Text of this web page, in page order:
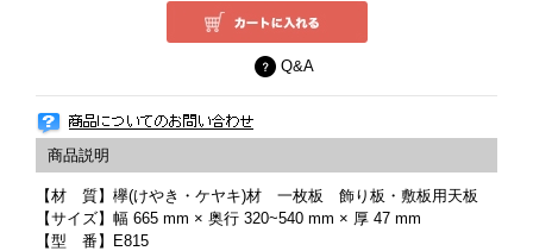
Q&A
【材 質】欅(けやき・ケヤキ)材 一枚板 飾り板・敷板用天板
【サイズ】幅 665 mm × 奥行 320~540 mm × 厚 47 mm
【型 番】E815